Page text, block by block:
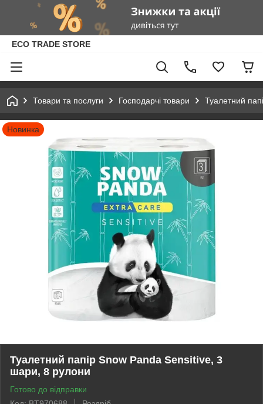
ECO TRADE STORE
Товари та послуги Господарчі товари Туалетний
Новинка
Туалетний папір Snow Panda Sensitive, 3
шари, 8 рулони
Готово до відправки